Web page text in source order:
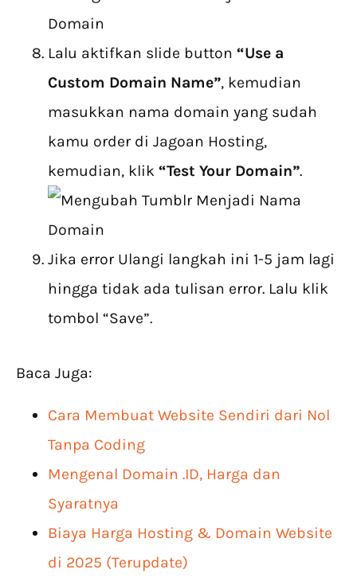
Lalu aktifkan slide button “Use a
Custom Domain Name”, kemudian
masukkan nama domain yang sudah
kamu order di Jagoan Hosting,
kemudian, klik “Test Your Domain”.
Jika error Ulangi langkah ini 1-5 jam lagi
hingga tidak ada tulisan error. Lalu klik
tombol “Save”.
Baca Juga:
Cara Membuat Website Sendiri dari Nol
Tanpa Coding
Mengenal Domain .ID, Harga dan
Syaratnya
Biaya Harga Hosting & Domain Website
di 2025 (Terupdate)